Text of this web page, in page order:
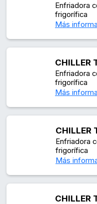
Enfriadora
frigorífica
Más
CHILLER
Enfriadora
frigorífica
Más
CHILLER
Enfriadora
frigorífica
Más
CHILLER